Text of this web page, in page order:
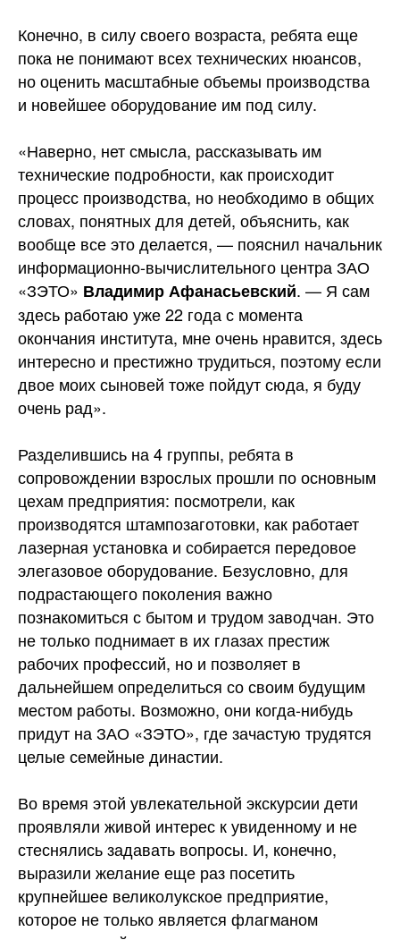
Конечно, в силу своего возраста, ребята еще
пока не понимают всех технических нюансов,
но оценить масштабные объемы производства
и новейшее оборудование им под силу.
«Наверно, нет смысла, рассказывать им
технические подробности, как происходит
процесс производства, но необходимо в общих
словах, понятных для детей, объяснить, как
вообще все это делается, — пояснил начальник
информационно-вычислительного центра ЗАО
«ЗЭТО» Владимир Афанасьевский. — Я сам
здесь работаю уже 22 года с момента
окончания института, мне очень нравится, здесь
интересно и престижно трудиться, поэтому если
двое моих сыновей тоже пойдут сюда, я буду
очень рад».
Разделившись на 4 группы, ребята в
сопровождении взрослых прошли по основным
цехам предприятия: посмотрели, как
производятся штампозаготовки, как работает
лазерная установка и собирается передовое
элегазовое оборудование. Безусловно, для
подрастающего поколения важно
познакомиться с бытом и трудом заводчан. Это
не только поднимает в их глазах престиж
рабочих профессий, но и позволяет в
дальнейшем определиться со своим будущим
местом работы. Возможно, они когда-нибудь
придут на ЗАО «ЗЭТО», где зачастую трудятся
целые семейные династии.
Во время этой увлекательной экскурсии дети
проявляли живой интерес к увиденному и не
стеснялись задавать вопросы. И, конечно,
выразили желание еще раз посетить
крупнейшее великолукское предприятие,
которое не только является флагманом